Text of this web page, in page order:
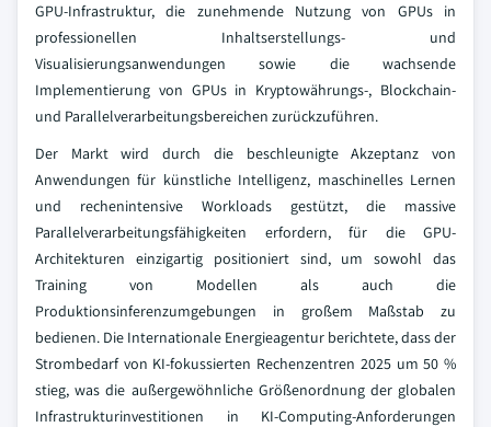
GPU-Infrastruktur, die zunehmende Nutzung von GPUs in
professionellen Inhaltserstellungs- und
Visualisierungsanwendungen sowie die wachsende
Implementierung von GPUs in Kryptowährungs-, Blockchain-
und Parallelverarbeitungsbereichen zurückzuführen.
Der Markt wird durch die beschleunigte Akzeptanz von
Anwendungen für künstliche Intelligenz, maschinelles Lernen
und rechenintensive Workloads gestützt, die massive
Parallelverarbeitungsfähigkeiten erfordern, für die GPU-
Architekturen einzigartig positioniert sind, um sowohl das
Training von Modellen als auch die
Produktionsinferenzumgebungen in großem Maßstab zu
bedienen. Die Internationale Energieagentur berichtete, dass der
Strombedarf von KI-fokussierten Rechenzentren 2025 um 50 %
stieg, was die außergewöhnliche Größenordnung der globalen
Infrastrukturinvestitionen in KI-Computing-Anforderungen